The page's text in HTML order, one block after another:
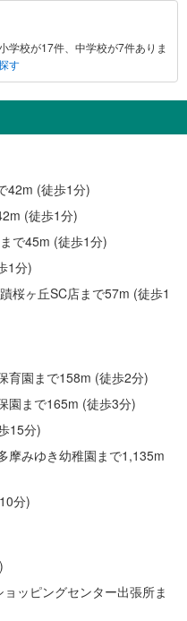
学校が17件、中学校が7件ありま
す
42m (徒歩1分)
(徒歩1分)
で45m (徒歩1分)
1分)
桜ヶ丘SC店まで57m (徒歩1
育園まで158m (徒歩2分)
園まで165m (徒歩3分)
15分)
摩みゆき幼稚園まで1,135m
分)
ッピングセンター出張所ま